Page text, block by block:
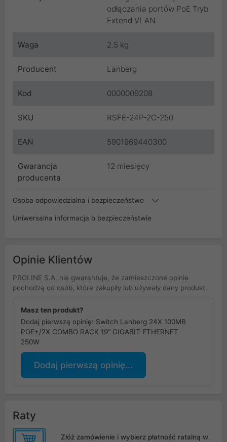
odłączania portów PoE Tryb
Extend VLAN
Waga 2.5 kg
Producent Lanberg
Kod 0000009208
SKU RSFE-24P-2C-250
EAN 5901969440300
Gwarancja
producenta
12 miesięcy
Osoba odpowiedzialna i bezpieczeństwo
Uniwersalna informacja o bezpieczeństwie
Opinie Klientów
PROLINE S.A. nie gwarantuje, że zamieszczone opinie
pochodzą od osób, które zakupiły lub używały dany produkt.
Masz ten produkt?
Dodaj pierwszą opinię: Switch Lanberg 24X 100MB
POE+/2X COMBO RACK 19" GIGABIT ETHERNET
250W
Dodaj pierwszą opinię...
Raty
Złóż zamówienie i wybierz płatność ratalną w